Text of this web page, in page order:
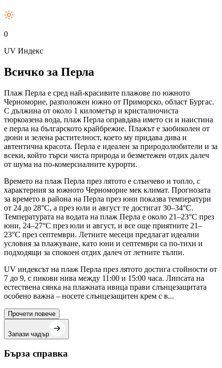
0
UV Индекс
Всичко за Перла
Плаж Перла е сред най-красивите плажове по южното
Черноморие, разположен южно от Приморско, област Бургас.
С дължина от около 1 километър и кристалночиста
тюркоазена вода, плаж Перла оправдава името си и наистина
е перла на българското крайбрежие. Плажът е заобиколен от
дюни и зелена растителност, което му придава дива и
автентична красота. Перла е идеален за природолюбители и за
всеки, който търси чиста природа и безметежен отдих далеч
от шума на по-комерсиалните курорти.
Времето на плаж Перла през лятото е слънчево и топло, с
характерния за южното Черноморие мек климат. Прогнозата
за времето в района на Перла през юни показва температури
от 24 до 28°C, а през юли и август те достигат 30–34°C.
Температурата на водата на плаж Перла е около 21–23°C през
юни, 24–27°C през юли и август, и все още приятните 21–
23°C през септември. Летните месеци предлагат идеални
условия за плажуване, като юни и септември са по-тихи и
подходящи за спокоен отдих далеч от летните тълпи.
UV индексът на плаж Перла през лятото достига стойности от
7 до 9, с пикови нива между 11:00 и 15:00 часа. Липсата на
естествена сянка на плажната ивица прави слънцезащитата
особено важна – носете слънцезащитен крем с в...
Прочети повече
Запази чадър
Бърза справка